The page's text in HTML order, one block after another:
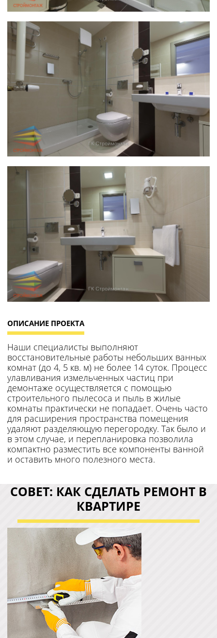
ОПИСАНИЕ ПРОЕКТА
Наши специалисты выполняют
восстановительные работы небольших ванных
комнат (до 4, 5 кв. м) не более 14 суток. Процесс
улавливания измельченных частиц при
демонтаже осуществляется с помощью
строительного пылесоса и пыль в жилые
комнаты практически не попадает. Очень часто
для расширения пространства помещения
удаляют разделяющую перегородку. Так было и
в этом случае, и перепланировка позволила
компактно разместить все компоненты ванной
и оставить много полезного места.
СОВЕТ: КАК СДЕЛАТЬ РЕМОНТ В
КВАРТИРЕ